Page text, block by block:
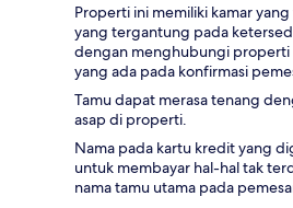
Properti ini memiliki kamar
yang tergantung pada
dengan menghubungi properti
yang ada pada konfirmasi
Tamu dapat merasa tenang
asap di properti.
Nama pada kartu kredit yang
untuk membayar hal-hal tak
nama tamu utama pada